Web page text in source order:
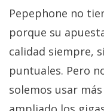
Pepephone no
porque su
calidad siempre,
puntuales. Pero
solemos usar